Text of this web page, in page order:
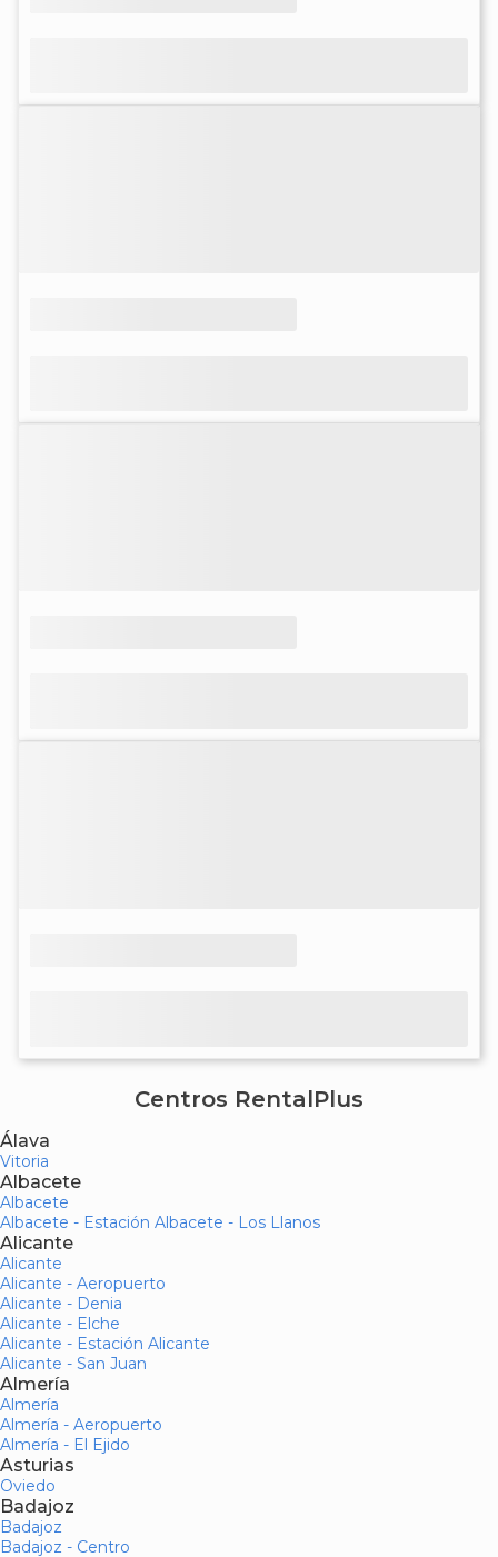
Centros RentalPlus
Álava
Vitoria
Albacete
Albacete
Albacete - Estación Albacete - Los Llanos
Alicante
Alicante
Alicante - Aeropuerto
Alicante - Denia
Alicante - Elche
Alicante - Estación Alicante
Alicante - San Juan
Almería
Almería
Almería - Aeropuerto
Almería - El Ejido
Asturias
Oviedo
Badajoz
Badajoz
Badajoz - Centro